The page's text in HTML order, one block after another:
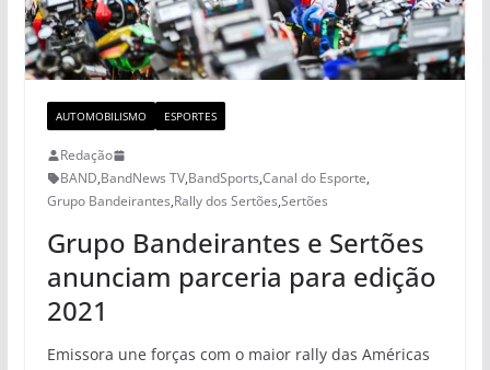
AUTOMOBILISMO ESPORTES
Redação
BAND,BandNews TV,BandSports,Canal do Esporte,
Grupo Bandeirantes,Rally dos Sertões,Sertões
Grupo Bandeirantes e Sertões
anunciam parceria para edição
2021
Emissora une forças com o maior rally das Américas